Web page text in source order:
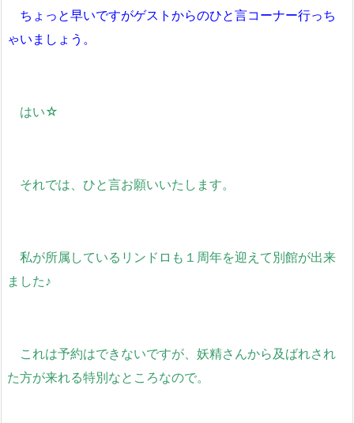
ちょっと早いですがゲストからのひと言コーナー行っち
ゃいましょう。
はい☆
それでは、ひと言お願いいたします。
私が所属しているリンドロも１周年を迎えて別館が出来
ました♪
これは予約はできないですが、妖精さんから及ばれされ
た方が来れる特別なところなので。